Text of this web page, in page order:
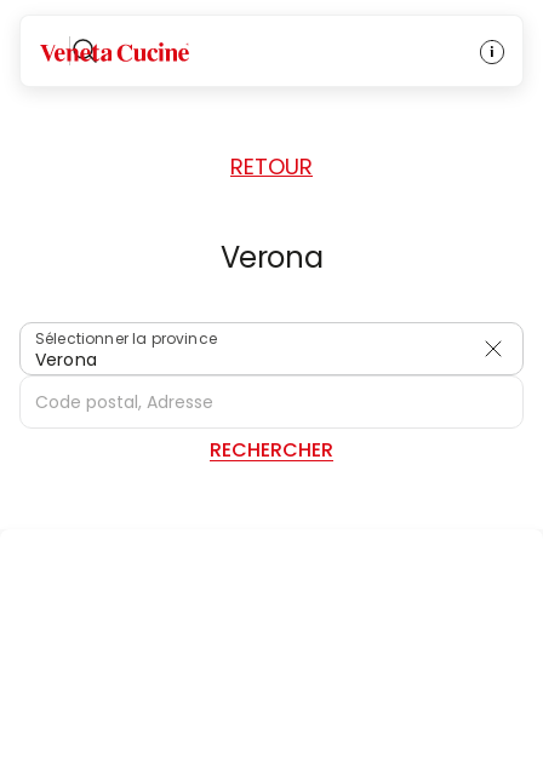
Veneta Cucine
RETOUR
Verona
Sélectionner la province
Verona
RECHERCHER